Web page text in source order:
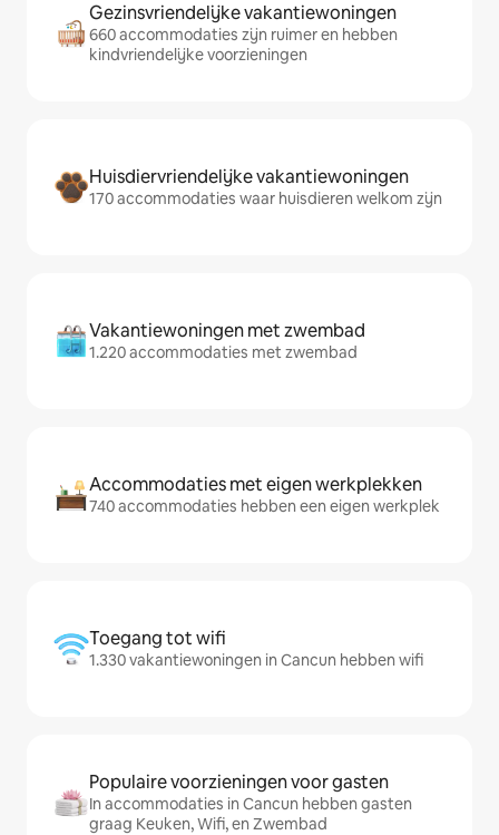
Gezinsvriendelijke vakantiewoningen
660 accommodaties zijn ruimer en hebben
kindvriendelijke voorzieningen
Huisdiervriendelijke vakantiewoningen
170 accommodaties waar huisdieren welkom zijn
Vakantiewoningen met zwembad
1.220 accommodaties met zwembad
Accommodaties met eigen werkplekken
740 accommodaties hebben een eigen werkplek
Toegang tot wifi
1.330 vakantiewoningen in Cancun hebben wifi
Populaire voorzieningen voor gasten
In accommodaties in Cancun hebben gasten
graag Keuken, Wifi, en Zwembad